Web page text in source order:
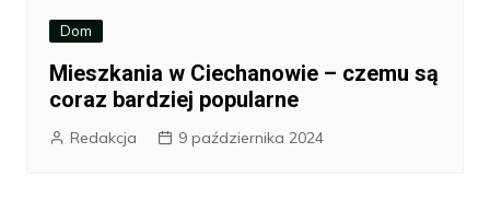
Dom
Mieszkania w Ciechanowie – czemu są
coraz bardziej popularne
Redakcja 9 października 2024